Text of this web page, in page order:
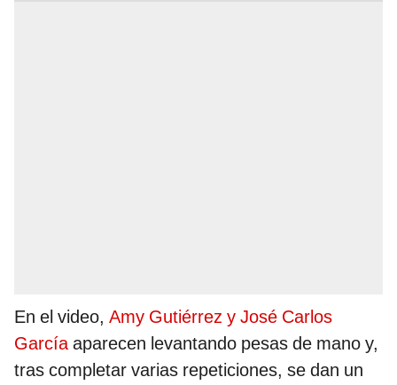
En el video, Amy Gutiérrez y José Carlos
Garcíaaparecen levantando pesas de mano y,
tras completar varias repeticiones, se dan un